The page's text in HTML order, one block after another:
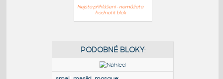
Nejste přihlášeni - nemůžete
hodnotit blok